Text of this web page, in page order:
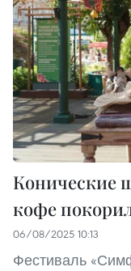
Конические
кофе
06/08/2025 10:13
Фестиваль